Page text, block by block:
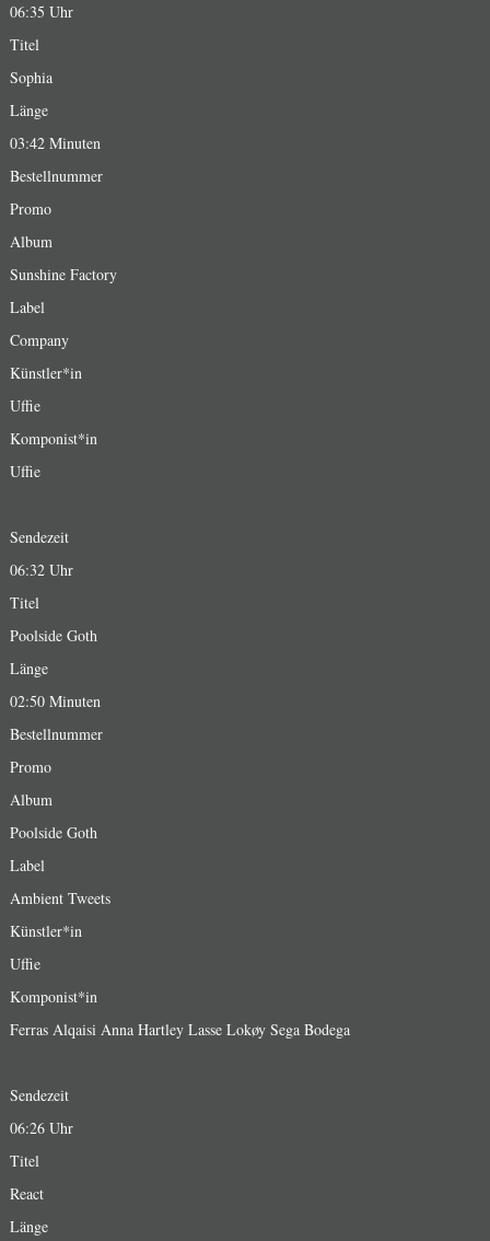
06:35 Uhr
Titel
Sophia
Länge
03:42 Minuten
Bestellnummer
Promo
Album
Sunshine Factory
Label
Company
Künstler*in
Uffie
Komponist*in
Uffie
Sendezeit
06:32 Uhr
Titel
Poolside Goth
Länge
02:50 Minuten
Bestellnummer
Promo
Album
Poolside Goth
Label
Ambient Tweets
Künstler*in
Uffie
Komponist*in
Ferras Alqaisi Anna Hartley Lasse Lokøy Sega Bodega
Sendezeit
06:26 Uhr
Titel
React
Länge